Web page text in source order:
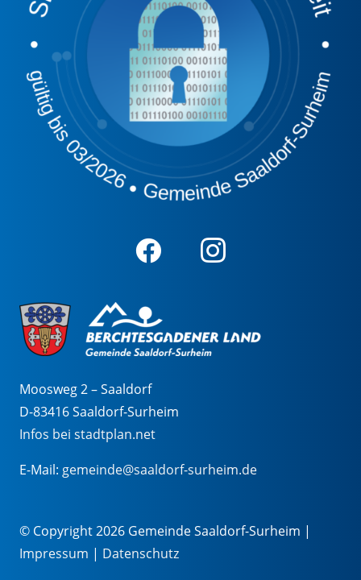
Moosweg 2 – Saaldorf
D-83416 Saaldorf-Surheim
Infos bei stadtplan.net
E-Mail: gemeinde@saaldorf-surheim.de
© Copyright 2026 Gemeinde Saaldorf-Surheim |
Impressum | Datenschutz